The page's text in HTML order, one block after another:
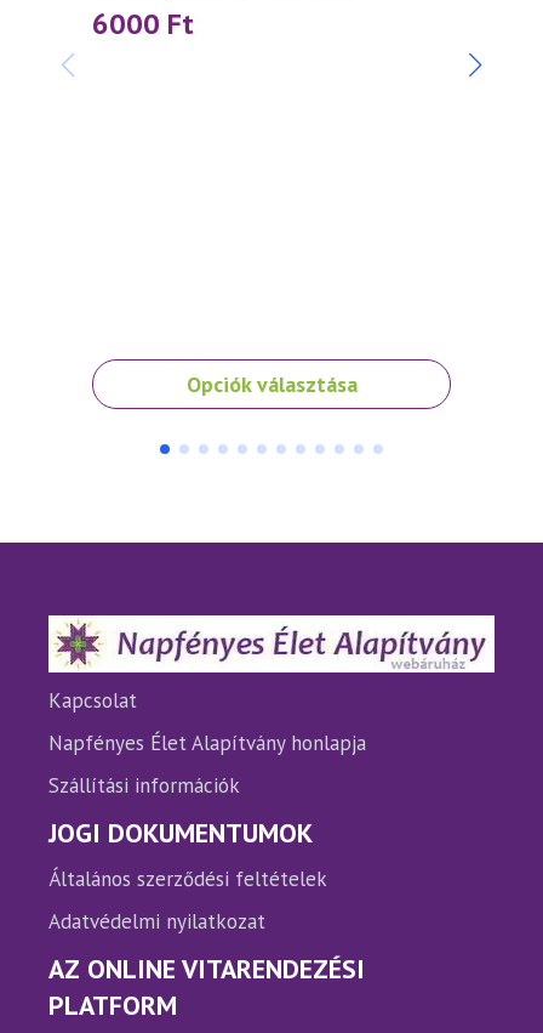
6000 Ft
Opciók választása
Ennek
a
A
termékoldalon
választhatók
ki
Kapcsolat
Napfényes Élet Alapítvány honlapja
Szállítási információk
JOGI DOKUMENTUMOK
Általános szerződési feltételek
Adatvédelmi nyilatkozat
AZ ONLINE VITARENDEZÉSI
PLATFORM